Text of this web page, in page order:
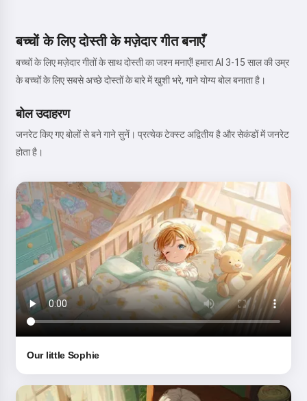
बच्चों के लिए दोस्ती के मज़ेदार गीत बनाएँ
बच्चों के लिए मज़ेदार गीतों के साथ दोस्ती का जश्न मनाएँ! हमारा AI 3-15 साल की उम्र
के बच्चों के लिए सबसे अच्छे दोस्तों के बारे में खुशी भरे, गाने योग्य बोल बनाता है।
बोल उदाहरण
जनरेट किए गए बोलों से बने गाने सुनें। प्रत्येक टेक्स्ट अद्वितीय है और सेकंडों में जनरेट
होता है।
Our little Sophie